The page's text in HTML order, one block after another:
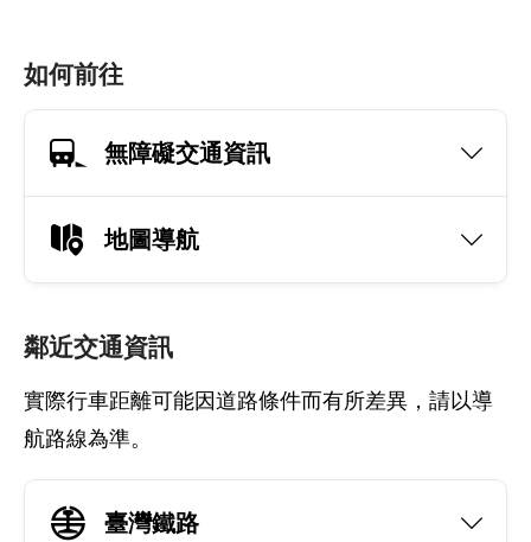
如何前往
無障礙交通資訊
地圖導航
鄰近交通資訊
實際行車距離可能因道路條件而有所差異，請以導
航路線為準。
臺灣鐵路